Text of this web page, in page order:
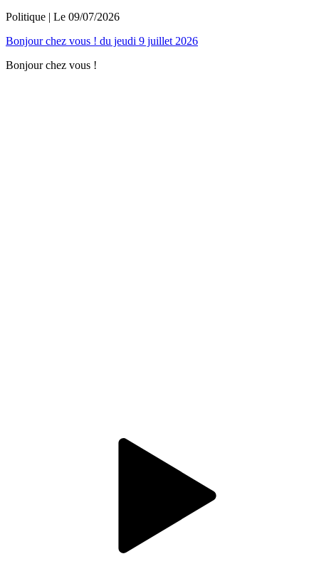
Politique | Le 09/07/2026
Bonjour chez vous ! du jeudi 9 juillet 2026
Bonjour chez vous !